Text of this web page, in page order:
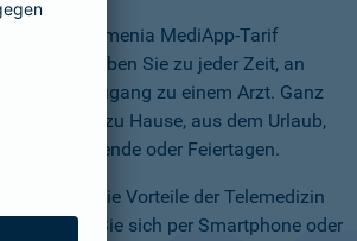
Mit dem Barmenia MediApp-Tarif
(Telearzt) haben Sie zu jeder Zeit, an
jedem Ort Zugang zu einem Arzt. Ganz
einfach von zu Hause, aus dem Urlaub,
am Wochenende oder Feiertagen.
Nutzen Sie die Vorteile der Telemedizin
und lassen Sie sich per Smartphone oder